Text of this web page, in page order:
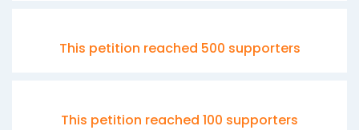
This petition reached 500 supporters
This petition reached 100 supporters